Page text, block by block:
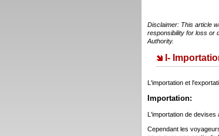
Disclaimer: This article
responsibility for loss or
Authority.
I-
L'importation et
Importation:
L'importation de devises
Cependant les